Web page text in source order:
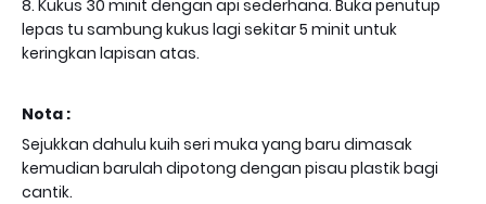
8. Kukus 30 minit dengan api sederhana. Buka penutup
lepas tu sambung kukus lagi sekitar 5 minit untuk
keringkan lapisan atas.
Nota :
Sejukkan dahulu kuih seri muka yang baru dimasak
kemudian barulah dipotong dengan pisau plastik bagi
cantik.